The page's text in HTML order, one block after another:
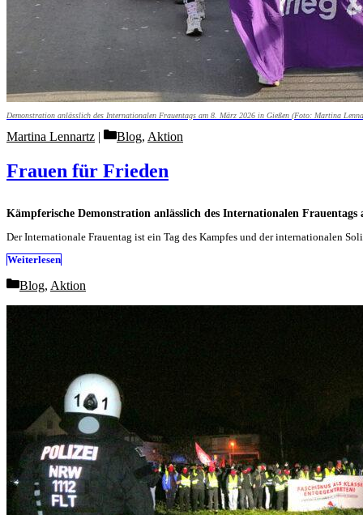
Demonstration anlässlich des Internationalen Frauentags am 8. März 2026 in Gießen (Foto: Martina
Kämpferische Demonstration anlässlich des Internationalen
Frauen für Frieden
Martina Lennartz Categories
Blog, Aktion
Der Internationale Frauentag ist ein Tag des Kampfes und der internationalen
Weiterlesen
Categories
Blog, Aktion